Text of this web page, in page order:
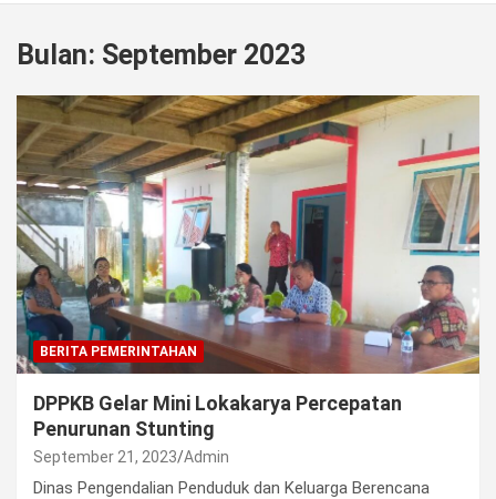
Bulan: September 2023
BERITA PEMERINTAHAN
DPPKB Gelar Mini Lokakarya Percepatan
Penurunan Stunting
September 21, 2023 Admin
Dinas Pengendalian Penduduk dan Keluarga Berencana